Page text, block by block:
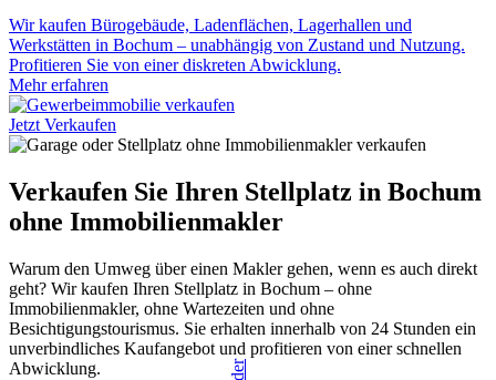
Wir kaufen Bürogebäude, Ladenflächen, Lagerhallen und
Werkstätten in Bochum – unabhängig von Zustand und Nutzung.
Profitieren Sie von einer diskreten Abwicklung.
Mehr erfahren
Jetzt Verkaufen
Verkaufen Sie Ihren Stellplatz in Bochum
ohne Immobilienmakler
Warum den Umweg über einen Makler gehen, wenn es auch direkt
geht? Wir kaufen Ihren Stellplatz in Bochum – ohne
Immobilienmakler, ohne Wartezeiten und ohne
Besichtigungstourismus. Sie erhalten innerhalb von 24 Stunden ein
unverbindliches Kaufangebot und profitieren von einer schnellen
Abwicklung.